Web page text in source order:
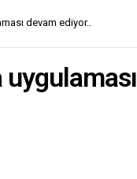
devam ediyor..